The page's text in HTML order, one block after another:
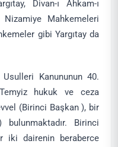
Divan-ı Ahkam-ı
Nizamiye Mahkemeleri
gibi Yargıtay da
Kanununun 40.
hukuk ve ceza
(Birinci Başkan ), bir
Birinci
iki dairenin beraberce